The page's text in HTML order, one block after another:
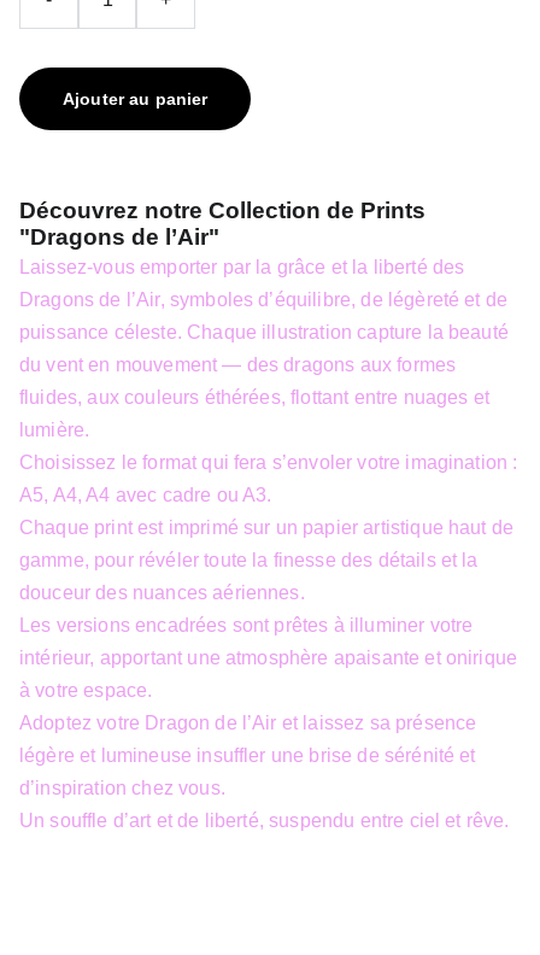
Ajouter au panier
Découvrez notre Collection de Prints
"Dragons de l’Air"
Laissez-vous emporter par la grâce et la liberté des
Dragons de l’Air, symboles d’équilibre, de légèreté et de
puissance céleste. Chaque illustration capture la beauté
du vent en mouvement — des dragons aux formes
fluides, aux couleurs éthérées, flottant entre nuages et
lumière.
Choisissez le format qui fera s’envoler votre imagination :
A5, A4, A4 avec cadre ou A3.
Chaque print est imprimé sur un papier artistique haut de
gamme, pour révéler toute la finesse des détails et la
douceur des nuances aériennes.
Les versions encadrées sont prêtes à illuminer votre
intérieur, apportant une atmosphère apaisante et onirique
à votre espace.
Adoptez votre Dragon de l’Air et laissez sa présence
légère et lumineuse insuffler une brise de sérénité et
d’inspiration chez vous.
Un souffle d’art et de liberté, suspendu entre ciel et rêve.